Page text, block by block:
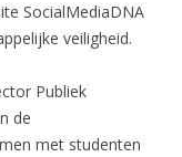
SocialMediaDNA
veiligheid.
Publiek
de
met studenten